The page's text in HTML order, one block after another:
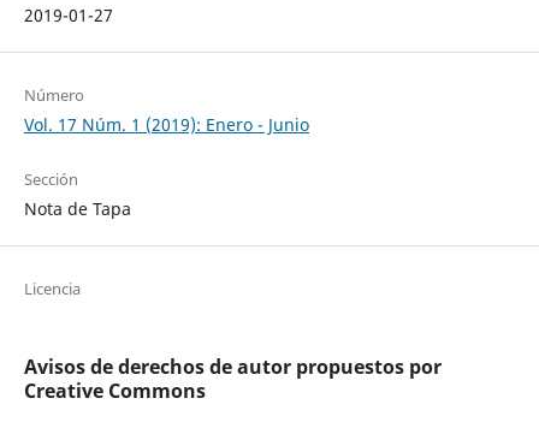
2019-01-27
Número
Vol. 17 Núm. 1 (2019): Enero - Junio
Sección
Nota de Tapa
Licencia
Avisos de derechos de autor propuestos por
Creative Commons